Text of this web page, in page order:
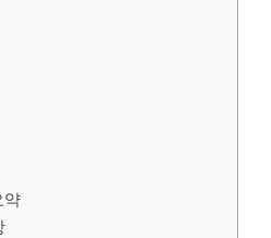
약